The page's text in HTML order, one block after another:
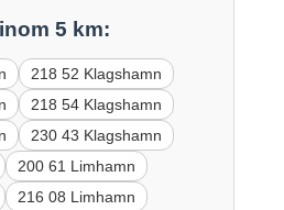
5 km:
218 52 Klagshamn
218 54 Klagshamn
230 43 Klagshamn
200 61 Limhamn
216 08 Limhamn